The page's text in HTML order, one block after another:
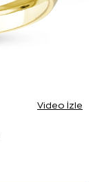
Video İzle